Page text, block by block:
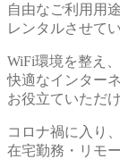
自由なご利用用
レンタルさせて
WiFi環境を整え、
快適なインター
お役立ていただけ
コロナ禍に入り
在宅勤務・リモ